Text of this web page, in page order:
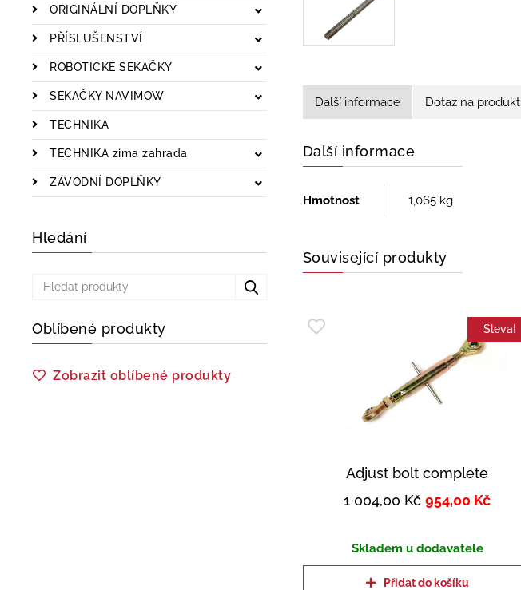
ORIGINÁLNÍ DOPLŇKY
PŘÍSLUŠENSTVÍ
ROBOTICKÉ SEKAČKY
SEKAČKY NAVIMOW
TECHNIKA
TECHNIKA zima zahrada
ZÁVODNÍ DOPLŇKY
Hledání
Oblíbené produkty
Zobrazit oblíbené produkty
Další informace Dotaz na produkt
Další informace
Hmotnost 1,065 kg
Související produkty
Sleva!
Adjust bolt complete
1 004,00Kč 954,00 Kč
Skladem u dodavatele
Přidat do košíku